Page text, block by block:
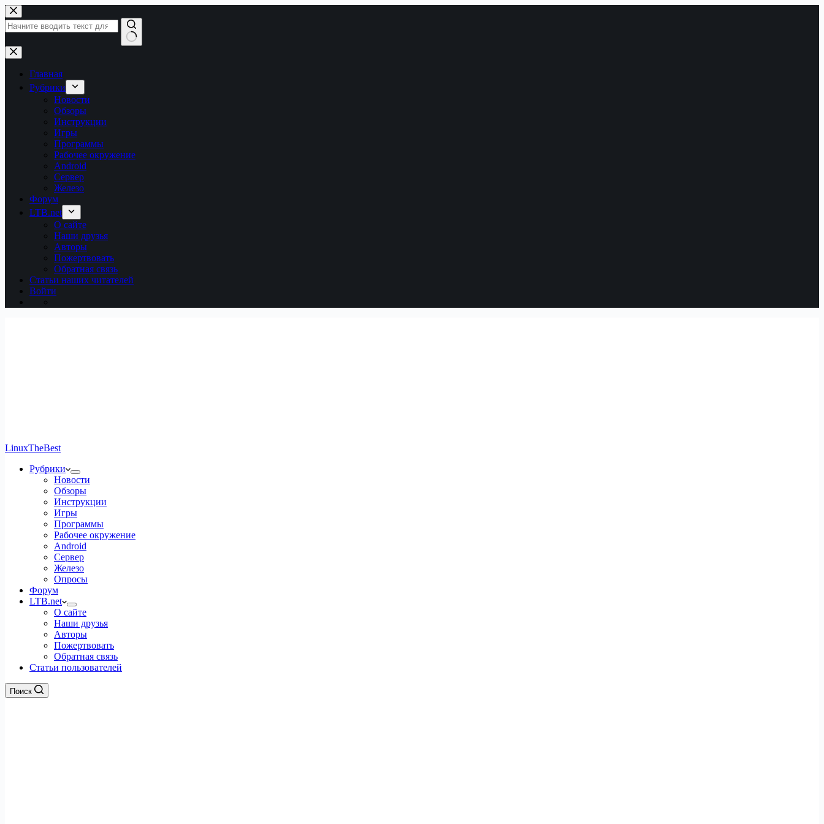
Перейти
к
сути
Ничего
не
найденоГлавная
Рубрики
Новости
Обзоры
Инструкции
Игры
Программы
Рабочее окружение
Android
Сервер
Железо
Форум
LTB.net
О сайте
Наши друзья
Авторы
Пожертвовать
Обратная связь
Статьи наших читателей
Войти
LinuxTheBest
Рубрики
Новости
Обзоры
Инструкции
Игры
Программы
Рабочее окружение
Android
Сервер
Железо
Опросы
Форум
LTB.net
О сайте
Наши друзья
Авторы
Пожертвовать
Обратная связь
Статьи пользователей
Поиск